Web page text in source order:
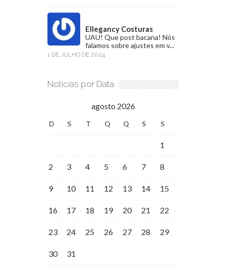
Ellegancy Costuras
UAU! Que post bacana! Nós
falamos sobre ajustes em v...
1 DE JULHO DE 2024
Notícias por Data
agosto 2026
D S T Q Q S S
1
2 3 4 5 6 7 8
9 10 11 12 13 14 15
16 17 18 19 20 21 22
23 24 25 26 27 28 29
30 31